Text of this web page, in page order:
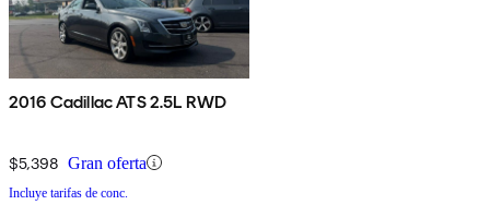
2016 Cadillac ATS 2.5L RWD
$5,398 Gran oferta
Incluye tarifas de conc.